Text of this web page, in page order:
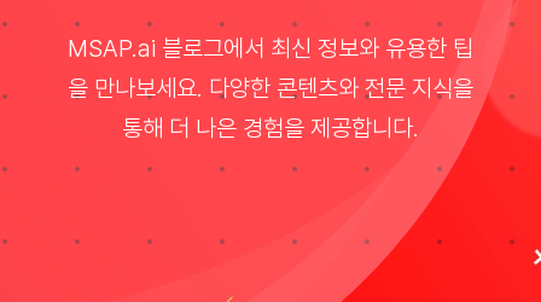
이벤트 & 세미나
블로그
자료실
MSAP.ai 블로그에서 최신 정보와 유용한 팁
을 만나보세요. 다양한 콘텐츠와 전문 지식을
통해 더 나은 경험을 제공합니다.